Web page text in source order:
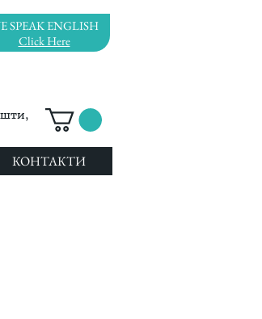
SPEAK ENGLISH
Click Here
КОНТАКТИ